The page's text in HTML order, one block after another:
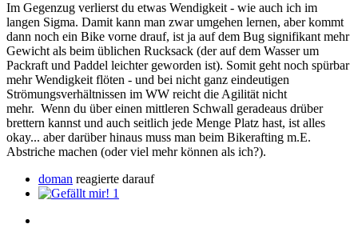
Im Gegenzug verlierst du etwas Wendigkeit - wie auch ich im
langen Sigma. Damit kann man zwar umgehen lernen, aber kommt
dann noch ein Bike vorne drauf, ist ja auf dem Bug signifikant mehr
Gewicht als beim üblichen Rucksack (der auf dem Wasser um
Packraft und Paddel leichter geworden ist). Somit geht noch spürbar
mehr Wendigkeit flöten - und bei nicht ganz eindeutigen
Strömungsverhältnissen im WW reicht die Agilität nicht
mehr. Wenn du über einen mittleren Schwall geradeaus drüber
brettern kannst und auch seitlich jede Menge Platz hast, ist alles
okay... aber darüber hinaus muss man beim Bikerafting m.E.
Abstriche machen (oder viel mehr können als ich?).
doman reagierte darauf
1